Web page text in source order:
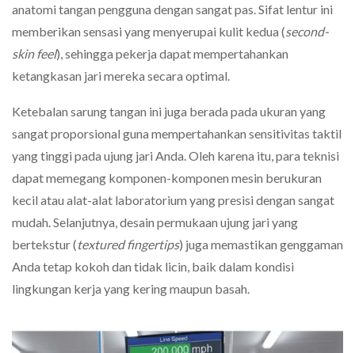
anatomi tangan pengguna dengan sangat pas. Sifat lentur ini
memberikan sensasi yang menyerupai kulit kedua (second-
skin feel), sehingga pekerja dapat mempertahankan
ketangkasan jari mereka secara optimal.
Ketebalan sarung tangan ini juga berada pada ukuran yang
sangat proporsional guna mempertahankan sensitivitas taktil
yang tinggi pada ujung jari Anda. Oleh karena itu, para teknisi
dapat memegang komponen-komponen mesin berukuran
kecil atau alat-alat laboratorium yang presisi dengan sangat
mudah. Selanjutnya, desain permukaan ujung jari yang
bertekstur (textured fingertips) juga memastikan genggaman
Anda tetap kokoh dan tidak licin, baik dalam kondisi
lingkungan kerja yang kering maupun basah.